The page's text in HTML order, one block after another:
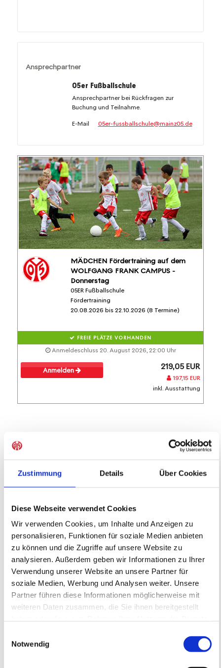
Zustimmung Details Über Cookies
Diese Webseite verwendet Cookies
Wir verwenden Cookies, um Inhalte und Anzeigen zu
personalisieren, Funktionen für soziale Medien anbieten
zu können und die Zugriffe auf unsere Website zu
analysieren. Außerdem geben wir Informationen zu Ihrer
Verwendung unserer Website an unsere Partner für
soziale Medien, Werbung und Analysen weiter. Unsere
Partner führen diese Informationen möglicherweise mit
weiteren Daten zusammen, die Sie ihnen bereitgestellt
Notwendig
Ansprechpartner
05er Fußballschule
Ansprechpartner bei Rückfragen zur
Buchung und Teilnahme.
E-Mail 05er-fussballschule@mainz05.de
MÄDCHEN Fördertraining auf dem
WOLFGANG FRANK CAMPUS -
Donnerstag
05ER Fußballschule
Fördertraining
20.08.2026 bis 22.10.2026 (8 Termine)
FREIE PLÄTZE VORHANDEN
Anmeldeschluss 20. August 2026, 22:00 Uhr
Anmelden 219,05 EUR
197,15 EUR
inkl. Ausstattung
Diese Veranstaltungen könnten dich auch
interessieren
Fördertraining auf dem WOLFGANG
FRANK CAMPUS - Montag -
05ER Fußballschule
17.08.2026 bis 19.10.2026 (8 Termine)